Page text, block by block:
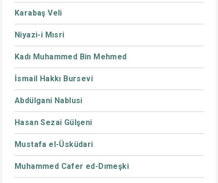
Karabaş Veli
Niyazi-i Mısri
Kadı Muhammed Bin Mehmed
İsmail Hakkı Bursevi
Abdülgani Nablusi
Hasan Sezai Gülşeni
Mustafa el-Üsküdari
Muhammed Cafer ed-Dımeşki